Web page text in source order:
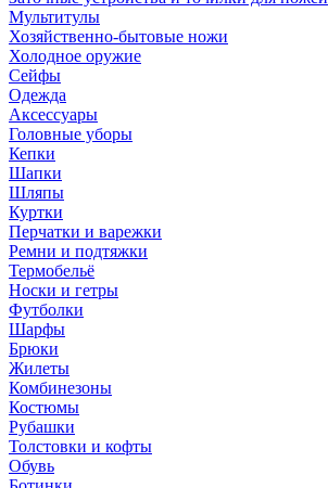
Мультитулы
Хозяйственно-бытовые ножи
Холодное оружие
Сейфы
Одежда
Аксессуары
Головные уборы
Кепки
Шапки
Шляпы
Куртки
Перчатки и варежки
Ремни и подтяжки
Термобельё
Носки и гетры
Футболки
Шарфы
Брюки
Жилеты
Комбинезоны
Костюмы
Рубашки
Толстовки и кофты
Обувь